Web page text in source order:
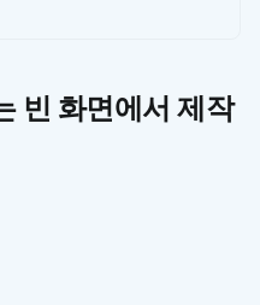
빈 화면에서 제작